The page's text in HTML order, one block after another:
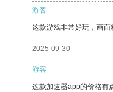
游客
这款游戏非常好玩，画面
2025-09-30
游客
这款加速器app的价格有